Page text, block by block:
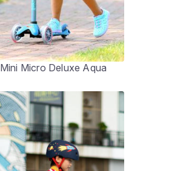
Mini Micro Deluxe Aqua